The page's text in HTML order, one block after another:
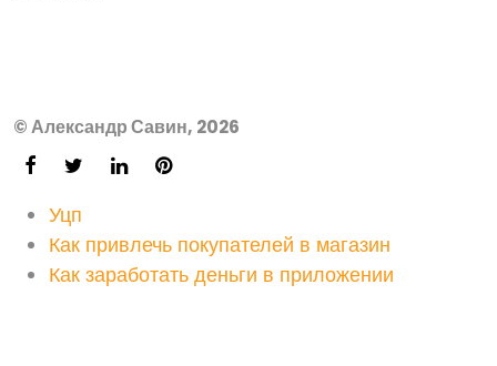
© Александр Савин, 2026
Уцп
Как привлечь покупателей в магазин
Как заработать деньги в приложении